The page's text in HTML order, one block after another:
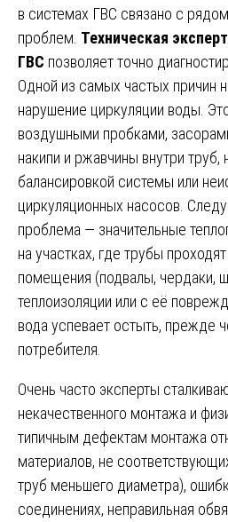
в системах ГВС связано с
проблем. Техническая
ГВС позволяет точно
Одной из самых частых причин
нарушение циркуляции воды.
воздушными пробками,
накипи и ржавчины внутри труб,
балансировкой системы или
циркуляционных насосов.
проблема — значительные
на участках, где трубы
помещения (подвалы, чердаки,
теплоизоляции или с её
вода успевает остыть, прежде
потребителя.
Очень часто эксперты
некачественного монтажа и
типичным дефектам монтажа
материалов, не
труб меньшего диаметра),
соединениях, неправильная